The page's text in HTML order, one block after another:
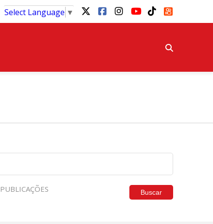
Select Language ▼
PUBLICAÇÕES Buscar